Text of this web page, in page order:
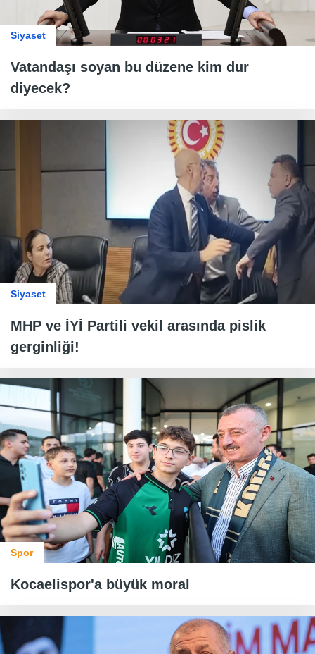
Siyaset
Vatandaşı soyan bu düzene kim dur
diyecek?
Siyaset
MHP ve İYİ Partili vekil arasında pislik
gerginliği!
Spor
Kocaelispor'a büyük moral